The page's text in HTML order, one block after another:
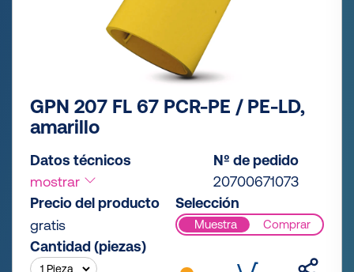
GPN 207 FL 67 PCR-PE / PE-LD,
amarillo
Datos técnicos
mostrar
Nº de pedido
20700671073
Precio del producto
gratis
Selección
Muestra Comprar
Cantidad (piezas)